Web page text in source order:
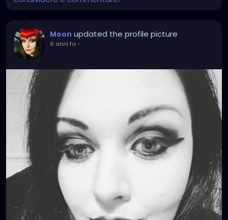
Moon updated the profile picture
6 anni fa -